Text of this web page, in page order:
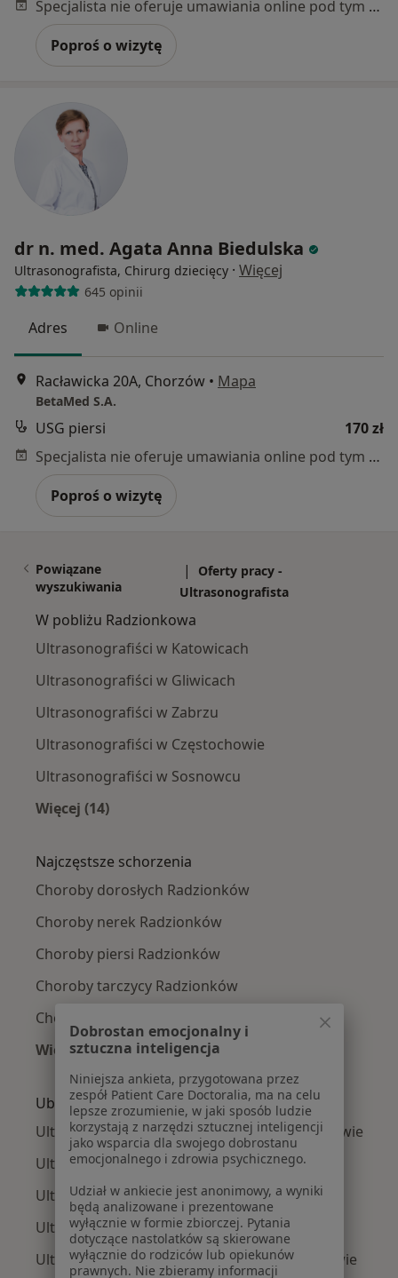
Specjalista nie oferuje umawiania online pod tym adresem.
Poproś o wizytę
dr n. med. Agata Anna Biedulska
Ultrasonografista, Chirurg dziecięcy · Więcej
645 opinii
Adres Online
Racławicka 20A, Chorzów • Mapa
BetaMed S.A.
USG piersi
170 zł
Specjalista nie oferuje umawiania online pod tym adresem.
Poproś o wizytę
Powiązane
wyszukiwania
|
Oferty pracy -
Ultrasonografista
W pobliżu Radzionkowa
Ultrasonografiści w Katowicach
Ultrasonografiści w Gliwicach
Ultrasonografiści w Zabrzu
Ultrasonografiści w Częstochowie
Ultrasonografiści w Sosnowcu
Więcej (14)
Najczęstsze schorzenia
Choroby dorosłych Radzionków
Choroby nerek Radzionków
Choroby piersi Radzionków
Choroby tarczycy Radzionków
Choroby nadnerczy Radzionków
Więcej (15)
Więcej w kategorii: Najczęstsze schorzenia
Ubezpieczyciele w Radzionkowie
Ultrasonografiści z Signal Iduna w Radzionkowie
Ultrasonografiści z LUX MED w Radzionkowie
Ultrasonografiści z Enel-med w Radzionkowie
Ultrasonografiści z POLMED w Radzionkowie
Ultrasonografiści z TU Zdrowie w Radzionkowie
Dobrostan emocjonalny i
sztuczna inteligencja
Niniejsza ankieta, przygotowana przez
zespół Patient Care Doctoralia, ma na celu
lepsze zrozumienie, w jaki sposób ludzie
korzystają z narzędzi sztucznej inteligencji
jako wsparcia dla swojego dobrostanu
emocjonalnego i zdrowia psychicznego.
Udział w ankiecie jest anonimowy, a wyniki
będą analizowane i prezentowane
wyłącznie w formie zbiorczej. Pytania
dotyczące nastolatków są skierowane
wyłącznie do rodziców lub opiekunów
prawnych. Nie zbieramy informacji